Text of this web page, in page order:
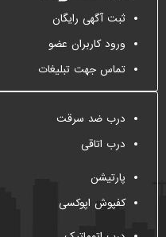
ثبت آگهی رایگان
ورود کاربران عضو
تماس جهت تبلیغات
درب ضد سرقت
درب اتاقی
پارتیشن
کفپوش اپوکسی